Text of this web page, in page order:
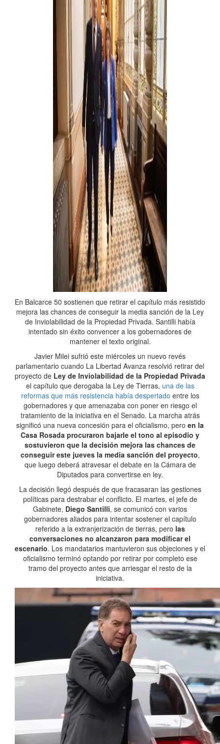
En Balcarce 50 sostienen que retirar el capítulo más resistido
mejora las chances de conseguir la media sanción de la Ley
de Inviolabilidad de la Propiedad Privada. Santilli había
intentado sin éxito convencer a los gobernadores de
mantener el texto original.
Javier Milei sufrió este miércoles un nuevo revés
parlamentario cuando La Libertad Avanza resolvió retirar del
proyecto de Ley de Inviolabilidad de la Propiedad Privada
el capítulo que derogaba la Ley de Tierras, una de las
reformas que más resistencia había despertado entre los
gobernadores y que amenazaba con poner en riesgo el
tratamiento de la iniciativa en el Senado. La marcha atrás
significó una nueva concesión para el oficialismo, pero en la
Casa Rosada procuraron bajarle el tono al episodio y
sostuvieron que la decisión mejora las chances de
conseguir este jueves la media sanción del proyecto,
que luego deberá atravesar el debate en la Cámara de
Diputados para convertirse en ley.
La decisión llegó después de que fracasaran las gestiones
políticas para destrabar el conflicto. El martes, el jefe de
Gabinete, Diego Santilli, se comunicó con varios
gobernadores aliados para intentar sostener el capítulo
referido a la extranjerización de tierras, pero las
conversaciones no alcanzaron para modificar el
escenario. Los mandatarios mantuvieron sus objeciones y el
oficialismo terminó optando por retirar por completo ese
tramo del proyecto antes que arriesgar el resto de la
iniciativa.